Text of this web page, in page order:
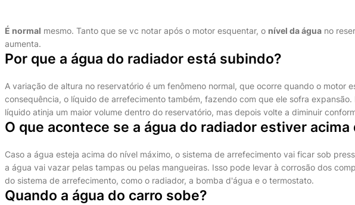
É normal mesmo. Tanto que se vc notar após o motor esquentar, o nível da água no
aumenta.
Por que a água do radiador está subindo?
A variação de altura no reservatório é um fenômeno normal, que ocorre quando o motor
consequência, o líquido de arrefecimento também, fazendo com que ele sofra
líquido atinja um maior volume dentro do reservatório, mas depois volte a diminuir
O que acontece se a água do radiador estiver acima
Caso a água esteja acima do nível máximo, o sistema de arrefecimento vai ficar sob
a água vai vazar pelas tampas ou pelas mangueiras. Isso pode levar à corrosão dos
do sistema de arrefecimento, como o radiador, a bomba d'água e o termostato.
Quando a água do carro sobe?